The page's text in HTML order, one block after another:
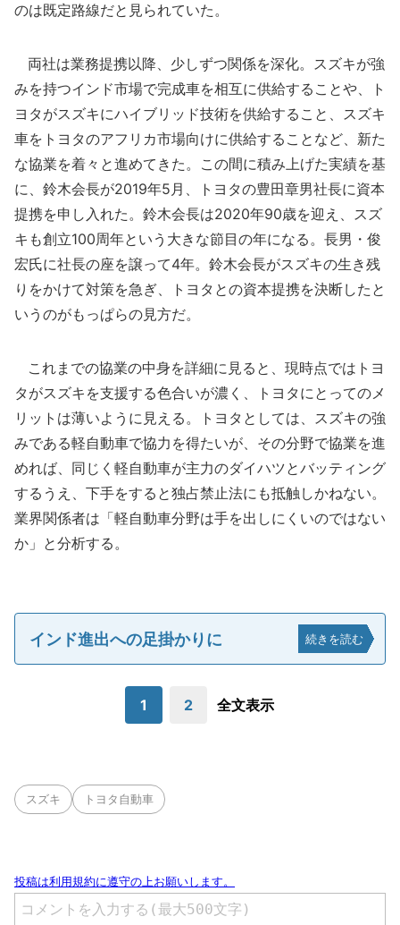
のは既定路線だと見られていた。
両社は業務提携以降、少しずつ関係を深化。スズキが強
みを持つインド市場で完成車を相互に供給することや、ト
ヨタがスズキにハイブリッド技術を供給すること、スズキ
車をトヨタのアフリカ市場向けに供給することなど、新た
な協業を着々と進めてきた。この間に積み上げた実績を基
に、鈴木会長が2019年5月、トヨタの豊田章男社長に資本
提携を申し入れた。鈴木会長は2020年90歳を迎え、スズ
キも創立100周年という大きな節目の年になる。長男・俊
宏氏に社長の座を譲って4年。鈴木会長がスズキの生き残
りをかけて対策を急ぎ、トヨタとの資本提携を決断したと
いうのがもっぱらの見方だ。
これまでの協業の中身を詳細に見ると、現時点ではトヨ
タがスズキを支援する色合いが濃く、トヨタにとってのメ
リットは薄いように見える。トヨタとしては、スズキの強
みである軽自動車で協力を得たいが、その分野で協業を進
めれば、同じく軽自動車が主力のダイハツとバッティング
するうえ、下手をすると独占禁止法にも抵触しかねない。
業界関係者は「軽自動車分野は手を出しにくいのではない
か」と分析する。
インド進出への足掛かりに 続きを読む
1 2 全文表示
スズキ トヨタ自動車